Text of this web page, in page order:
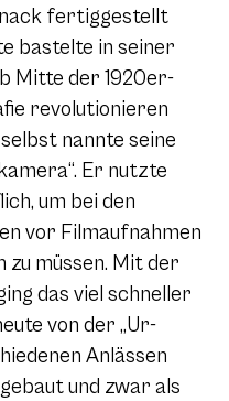
fertiggestellt
bastelte in seiner
Mitte der 1920er-
revolutionieren
nannte seine
Er nutzte
um bei den
vor Filmaufnahmen
zu müssen. Mit der
das viel schneller
von der „Ur-
Anlässen
und zwar als